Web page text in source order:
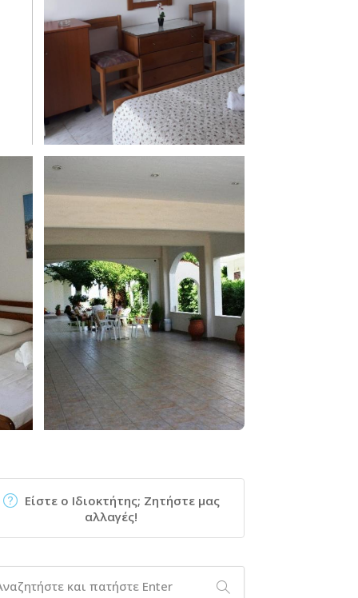
Είστε ο Ιδιοκτήτης; Ζητήστε μας
αλλαγές!